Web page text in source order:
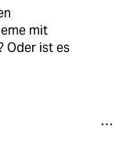
mit
Oder ist es